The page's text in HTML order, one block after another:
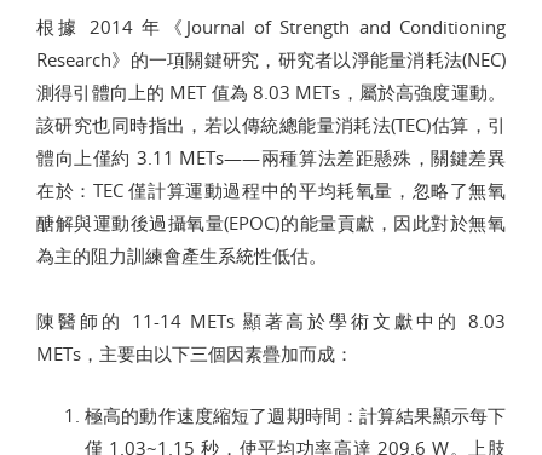
根據 2014 年《Journal of Strength and Conditioning
Research》的一項關鍵研究，研究者以淨能量消耗法(NEC)
測得引體向上的 MET 值為 8.03 METs，屬於高強度運動。
該研究也同時指出，若以傳統總能量消耗法(TEC)估算，引
體向上僅約 3.11 METs——兩種算法差距懸殊，關鍵差異
在於：TEC 僅計算運動過程中的平均耗氧量，忽略了無氧
醣解與運動後過攝氧量(EPOC)的能量貢獻，因此對於無氧
為主的阻力訓練會產生系統性低估。
陳醫師的 11-14 METs 顯著高於學術文獻中的 8.03
METs，主要由以下三個因素疊加而成：
極高的動作速度縮短了週期時間：計算結果顯示每下
僅 1.03~1.15 秒，使平均功率高達 209.6 W。上肢